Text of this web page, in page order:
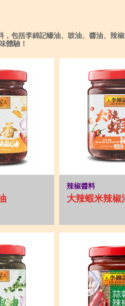
，包括李錦記蠔油、豉油、醬油、辣
體驗！
辣椒醬料
大辣蝦米辣椒